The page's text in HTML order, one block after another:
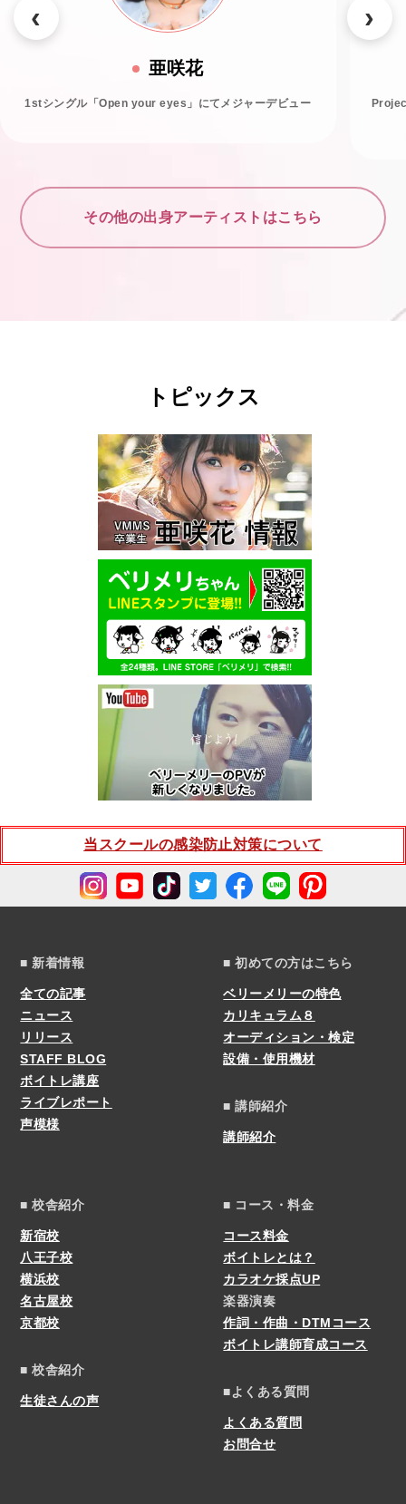
亜咲花
1stシングル「Open your eyes」にてメジャーデビュー
その他の出身アーティストはこちら
トピックス
当スクールの感染防止対策について
■ 新着情報
全ての記事
ニュース
リリース
STAFF BLOG
ボイトレ講座
ライブレポート
声模様
■ 初めての方はこちら
ベリーメリーの特色
カリキュラム８
オーディション・検定
設備・使用機材
■ 講師紹介
講師紹介
■ 校舎紹介
新宿校
八王子校
横浜校
名古屋校
京都校
■ 校舎紹介
生徒さんの声
■ コース・料金
コース料金
ボイトレとは？
カラオケ採点UP
楽器演奏
作詞・作曲・DTMコース
ボイトレ講師育成コース
■よくある質問
よくある質問
お問合せ